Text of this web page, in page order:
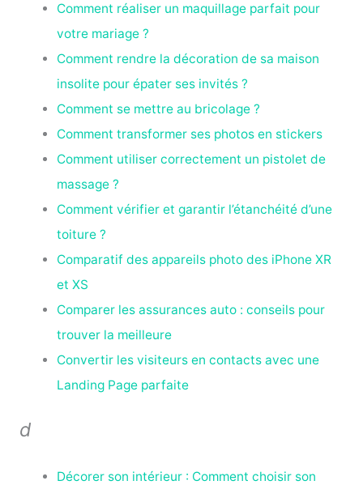
Comment réaliser un maquillage parfait pour
votre mariage ?
Comment rendre la décoration de sa maison
insolite pour épater ses invités ?
Comment se mettre au bricolage ?
Comment transformer ses photos en stickers
Comment utiliser correctement un pistolet de
massage ?
Comment vérifier et garantir l’étanchéité d’une
toiture ?
Comparatif des appareils photo des iPhone XR
et XS
Comparer les assurances auto : conseils pour
trouver la meilleure
Convertir les visiteurs en contacts avec une
Landing Page parfaite
d
Décorer son intérieur : Comment choisir son